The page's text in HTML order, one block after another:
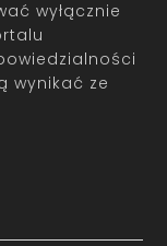
wyłącznie
wynikać ze